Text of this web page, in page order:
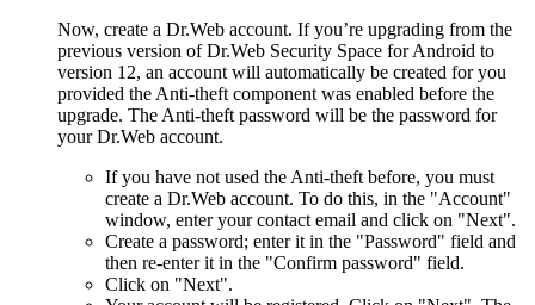
Now, create a Dr.Web account. If you’re upgrading from the
previous version of Dr.Web Security Space for Android to
version 12, an account will automatically be created for you
provided the Anti-theft component was enabled before the
upgrade. The Anti-theft password will be the password for
your Dr.Web account.
If you have not used the Anti-theft before, you must
create a Dr.Web account. To do this, in the "Account"
window, enter your contact email and click on "Next".
Create a password; enter it in the "Password" field and
then re-enter it in the "Confirm password" field.
Click on "Next".